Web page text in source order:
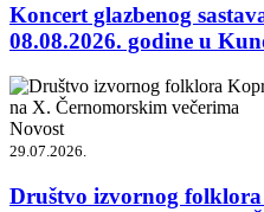
Koncert glazbenog
08.08.2026. godine u
Novost
29.07.2026.
Društvo izvornog